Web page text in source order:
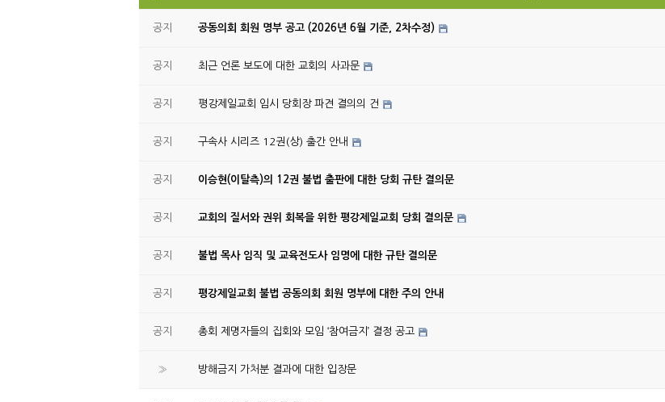
공지 공동의회 회원 명부 공고 (2026년 6월 기준, 2차수정)
공지 최근 언론 보도에 대한 교회의 사과문
공지 평강제일교회 임시 당회장 파견 결의의 건
공지 구속사 시리즈 12권(상) 출간 안내
공지 이승현(이탈측)의 12권 불법 출판에 대한 당회 규탄 결의문
공지 교회의 질서와 권위 회복을 위한 평강제일교회 당회 결의문
공지 불법 목사 임직 및 교육전도사 임명에 대한 규탄 결의문
공지 평강제일교회 불법 공동의회 회원 명부에 대한 주의 안내
공지 총회 제명자들의 집회와 모임 ‘참여금지’ 결정 공고
» 방해금지 가처분 결과에 대한 입장문